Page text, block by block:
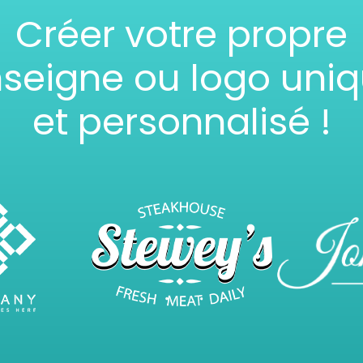
Créer votre propre
ou logo
et personnalisé !